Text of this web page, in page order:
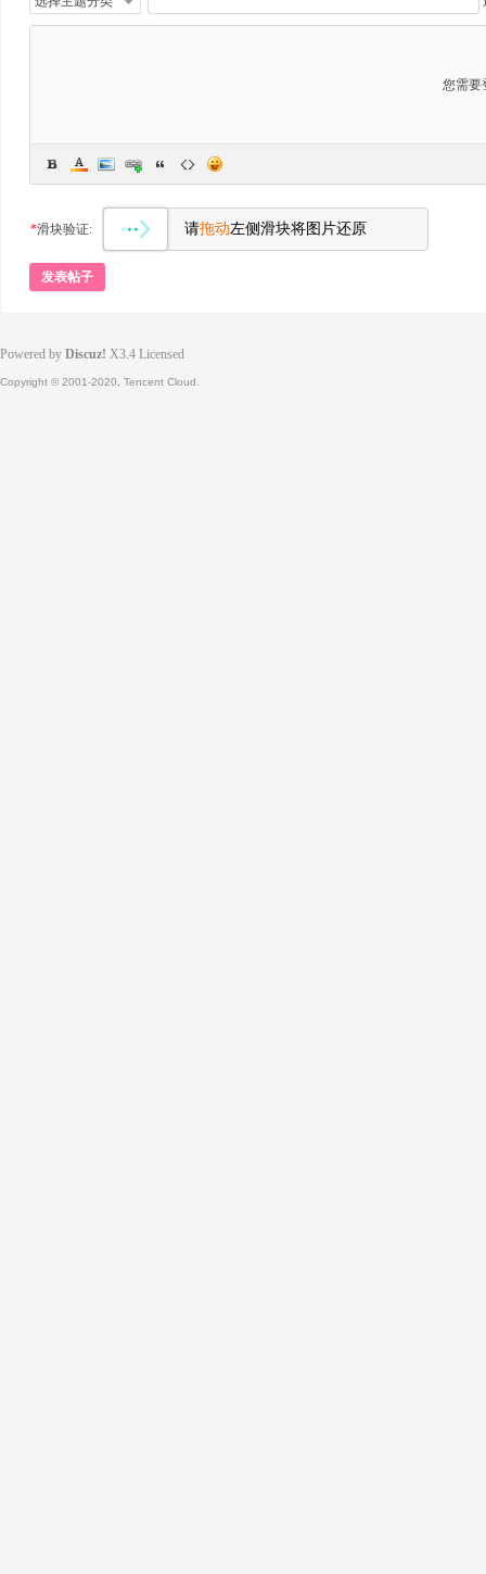
您需要
*滑块验证: 请拖动左侧滑块将图片还原
发表帖子
Powered by Discuz! X3.4 Licensed
Copyright © 2001-2020, Tencent Cloud.